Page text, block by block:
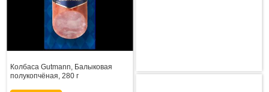
Колбаса Gutmann, Балыковая
полукопчёная, 280 г